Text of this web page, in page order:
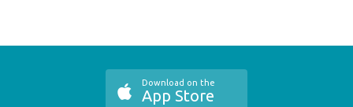
Download on the
App Store